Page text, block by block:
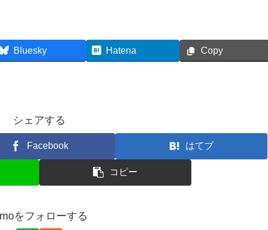
Bluesky Hatena Copy
シェアする
Facebook はてブ
コピー
をフォローする